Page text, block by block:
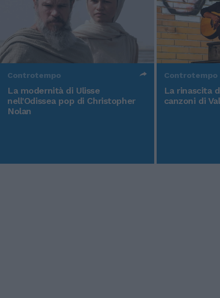
Controtempo
La modernità di Ulisse
nell'Odissea pop di Christopher
Nolan
Controtempo
La rinascita
canzoni di